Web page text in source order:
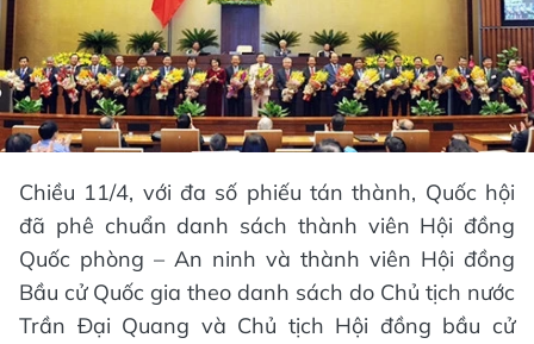
Chiều 11/4, với đa số phiếu tán thành, Quốc hội
đã phê chuẩn danh sách thành viên Hội đồng
Quốc phòng – An ninh và thành viên Hội đồng
Bầu cử Quốc gia theo danh sách do Chủ tịch nước
Trần Đại Quang và Chủ tịch Hội đồng bầu cử